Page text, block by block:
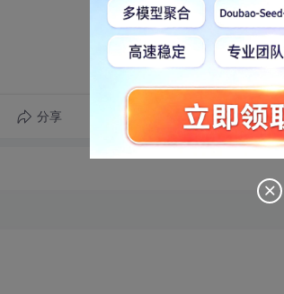
分享 转发到动态 举报